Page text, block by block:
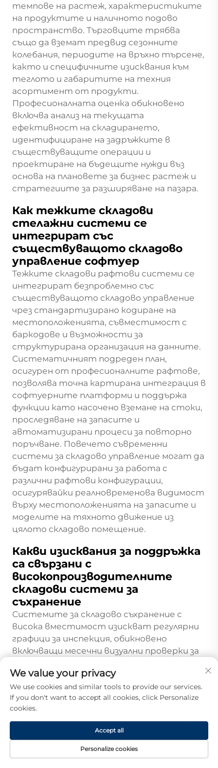
темпове на растеж, характеристиките
на продуктите и наличното подово
пространство. Търговците трябва
също да вземат предвид сезонните
колебания, периодите на връхно търсене,
както и специфичните изисквания към
теглото и габаритите на техния
асортимент от продукти.
Професионалната оценка обикновено
включва анализ на текущата
ефективност на складирането,
идентифициране на задръжките в
съществуващите операции и
проектиране на бъдещите нужди въз
основа на плановете за бизнес растеж и
стратегиите за разширяване на пазара.
Как тежките складови
стелажни системи се
интегрират със
съществуващото складово
управление софтуер
Тежките складови рафтови системи се
интегрират безпроблемно със
съществуващото складово управление
чрез стандартизирано кодиране на
местоположенията, съвместимост с
баркодове и възможности за
структурирана организация на данните.
Систематичният подреден план,
осигурен от професионалните рафтове,
позволява точна картирана интеграция в
софтуерните платформи и поддържа
функции като насочено вземане на стоки,
проследяване на запасите и
автоматизирани процеси за повторно
поръчване. Повечето съвременни
системи за складово управление могат да
бъдат конфигурирани за работа с
различни рафтови конфигурации,
осигурявайки реалновременова видимост
върху местоположенията на запасите и
моделите на тяхното движение из
цялото складово помещение.
Какви изисквания за поддръжка
са свързани с
високопроизводителните
складови системи за
съхранение
Системите за складово съхранение с
висока вместимост изискват регулярни
графици за инспекция, обикновено
включващи месечни визуални проверки за
инспекции и незабавно внимание към
всички структурни проблеми.
Дейностите по поддръжка обикновено
включват проверка за огънати
компоненти, разхлабени връзки, правилно
разпределение на товара и
съответствие с ограниченията за
тегло. Качествените тежкотоварни
НАЧАЛНА
We value your privacy
We use cookies and similar tools to provide our services.
If you don't want to accept all cookies, click Personalize
cookies.
Personalize cookies
Accept all